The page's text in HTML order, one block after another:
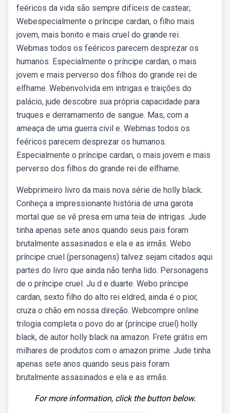
feéricos da vida são sempre difíceis de castear;.
Webespecialmente o príncipe cardan, o filho mais
jovem, mais bonito e mais cruel do grande rei.
Webmas todos os feéricos parecem desprezar os
humanos. Especialmente o príncipe cardan, o mais
jovem e mais perverso dos filhos do grande rei de
elfhame. Webenvolvida em intrigas e traições do
palácio, jude descobre sua própria capacidade para
truques e derramamento de sangue. Mas, com a
ameaça de uma guerra civil e. Webmas todos os
feéricos parecem desprezar os humanos.
Especialmente o príncipe cardan, o mais jovem e mais
perverso dos filhos do grande rei de elfhame.
Webprimeiro livro da mais nova série de holly black.
Conheça a impressionante história de uma garota
mortal que se vê presa em uma teia de intrigas. Jude
tinha apenas sete anos quando seus pais foram
brutalmente assasinados e ela e as irmãs. Webo
príncipe cruel (personagens) talvez sejam citados aqui
partes do livro que ainda não tenha lido. Personagens
de o príncipe cruel. Ju d e duarte. Webo príncipe
cardan, sexto filho do alto rei eldred, ainda é o pior,
cruza o chão em nossa direção. Webcompre online
trilogia completa o povo do ar (príncipe cruel) holly
black, de autor holly black na amazon. Frete grátis em
milhares de produtos com o amazon prime. Jude tinha
apenas sete anos quando seus pais foram
brutalmente assasinados e ela e as irmãs.
For more information, click the button below.